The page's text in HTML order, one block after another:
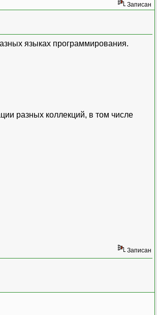
Записан
языках программирования.
разных коллекций, в том числе
Записан